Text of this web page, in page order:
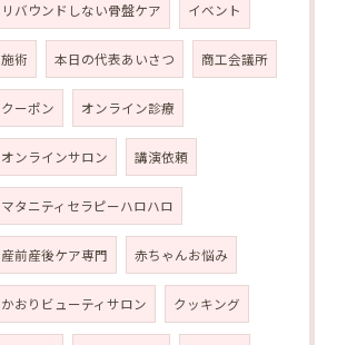
リバウンドしない骨盤ケア イベント
施術 本日の代表あいさつ 商工会議所
クーポン オンライン診療
オンラインサロン 講演依頼
マタニティセラピーハロハロ
産前産後ケア専門 赤ちゃんお悩み
かおりビューティサロン クッキング